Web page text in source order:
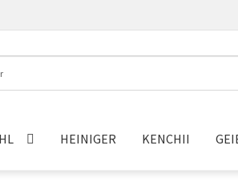
HEINIGER KENCHII